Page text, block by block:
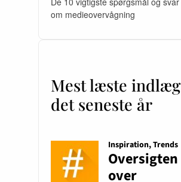
om medieovervågning
Mest læste indlæg
det seneste år